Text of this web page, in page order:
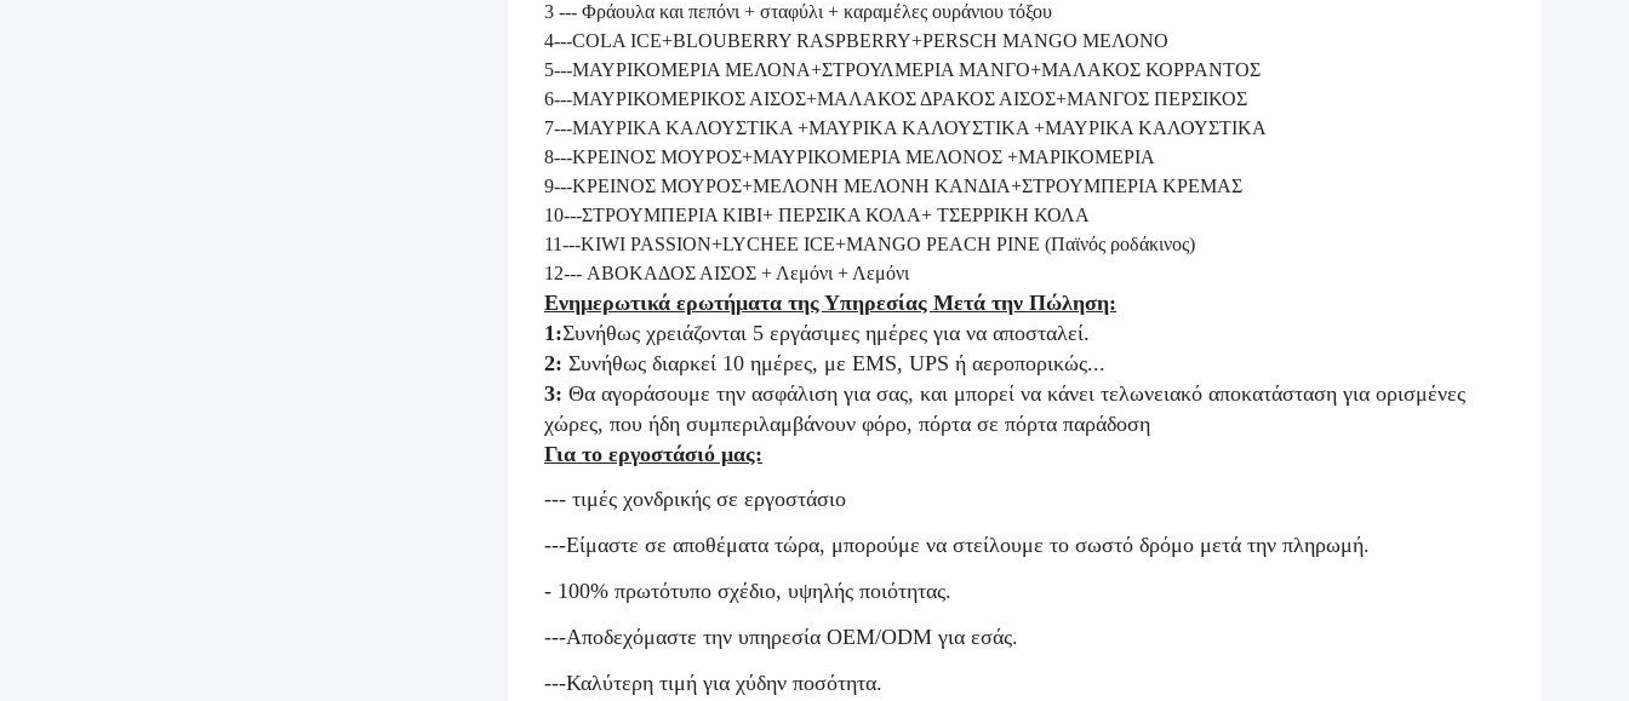
3 --- Φράουλα και πεπόνι + σταφύλι + καραμέλες ουράνιου τόξου
4---COLA ICE+BLOUBERRY RASPBERRY+PERSCH MANGO ΜΕΛΟΝΟ
5---ΜΑΥΡΙΚΟΜΕΡΙΑ ΜΕΛΟΝΑ+ΣΤΡΟΥΛΜΕΡΙΑ ΜΑΝΓΟ+ΜΑΛΑΚΟΣ ΚΟΡΡΑΝΤΟΣ
6---ΜΑΥΡΙΚΟΜΕΡΙΚΟΣ ΑΙΣΟΣ+ΜΑΛΑΚΟΣ ΔΡΑΚΟΣ ΑΙΣΟΣ+ΜΑΝΓΟΣ ΠΕΡΣΙΚΟΣ
7---ΜΑΥΡΙΚΑ ΚΑΛΟΥΣΤΙΚΑ +ΜΑΥΡΙΚΑ ΚΑΛΟΥΣΤΙΚΑ +ΜΑΥΡΙΚΑ ΚΑΛΟΥΣΤΙΚΑ
8---ΚΡΕΙΝΟΣ ΜΟΥΡΟΣ+ΜΑΥΡΙΚΟΜΕΡΙΑ ΜΕΛΟΝΟΣ +ΜΑΡΙΚΟΜΕΡΙΑ
9---ΚΡΕΙΝΟΣ ΜΟΥΡΟΣ+ΜΕΛΟΝΗ ΜΕΛΟΝΗ ΚΑΝΔΙΑ+ΣΤΡΟΥΜΠΕΡΙΑ ΚΡΕΜΑΣ
10---ΣΤΡΟΥΜΠΕΡΙΑ ΚΙΒΙ+ ΠΕΡΣΙΚΑ ΚΟΛΑ+ ΤΣΕΡΡΙΚΗ ΚΟΛΑ
11---KIWI PASSION+LYCHEE ICE+MANGO PEACH PINE (Παϊνός ροδάκινος)
12--- ΑΒΟΚΑΔΟΣ ΑΙΣΟΣ + Λεμόνι + Λεμόνι
Ενημερωτικά ερωτήματα της Υπηρεσίας Μετά την Πώληση:
1:Συνήθως χρειάζονται 5 εργάσιμες ημέρες για να αποσταλεί.
2: Συνήθως διαρκεί 10 ημέρες, με EMS, UPS ή αεροπορικώς...
3: Θα αγοράσουμε την ασφάλιση για σας, και μπορεί να κάνει τελωνειακό αποκατάσταση για ορισμένες
χώρες, που ήδη συμπεριλαμβάνουν φόρο, πόρτα σε πόρτα παράδοση
Για το εργοστάσιό μας:
--- τιμές χονδρικής σε εργοστάσιο
---Είμαστε σε αποθέματα τώρα, μπορούμε να στείλουμε το σωστό δρόμο μετά την πληρωμή.
- 100% πρωτότυπο σχέδιο, υψηλής ποιότητας.
---Αποδεχόμαστε την υπηρεσία OEM/ODM για εσάς.
---Καλύτερη τιμή για χύδην ποσότητα.